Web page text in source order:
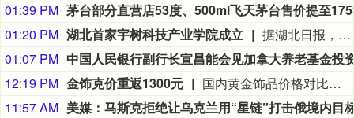
01:39 PM
01:20 PM 湖北首家宇树科技产业学院成立
据湖北日报，8月7日，湖北省首家宇树科技产业学院在长江工程职业技术学院成立。据悉，“宇树科技产业学院”由宇树科技股份有限公司与长江工程职业技术学院共建，实行“企业专家任院长、校内教授任执行副院长”双院长制管理架构，聚焦机器人调试、运维、技术支持等市场紧缺岗位，精准培育紧缺人才。
01:07 PM
12:19 PM 金饰克价重返1300元
国内黄金饰品价格对比显示，国内多家品牌足金饰品价格重返1300元，其中周生生足金饰品报1315元/克，周大福报价1308元/克，老庙黄金报价1310元/克。
11:57 AM